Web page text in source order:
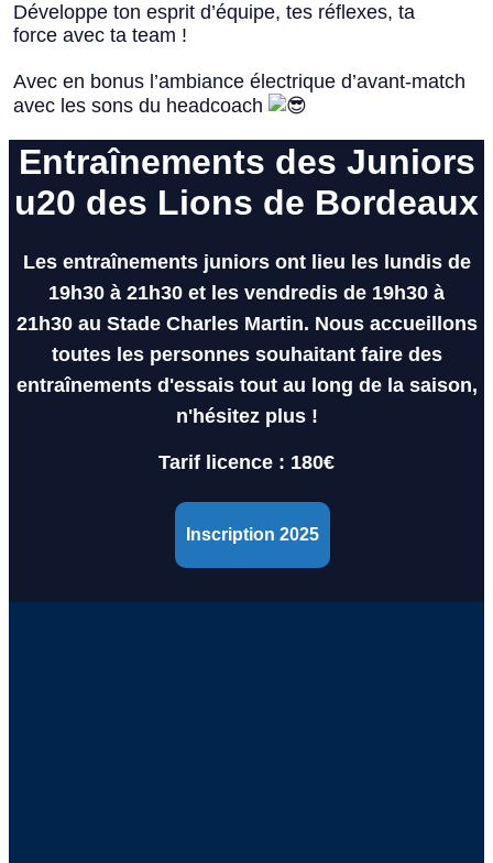
Développe ton esprit d’équipe, tes réflexes, ta
force avec ta team !
Avec en bonus l’ambiance électrique d’avant-match
avec les sons du headcoach
Entraînements des Juniors
u20 des Lions de Bordeaux
Les entraînements juniors ont lieu les lundis de
19h30 à 21h30 et les vendredis de 19h30 à
21h30 au Stade Charles Martin. Nous accueillons
toutes les personnes souhaitant faire des
entraînements d'essais tout au long de la saison,
n'hésitez plus !
Tarif licence : 180€
Inscription 2025